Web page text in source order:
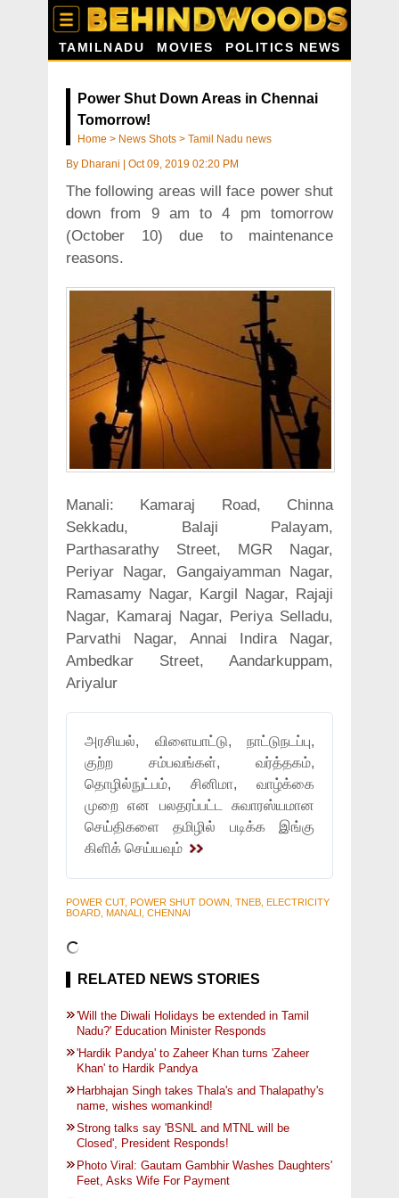
TAMILNADU MOVIES POLITICS NEWS
Power Shut Down Areas in Chennai
Tomorrow!
Home > News Shots > Tamil Nadu news
By Dharani Oct 09, 2019 02:20 PM
The following areas will face power shut
down from 9 am to 4 pm tomorrow
(October 10) due to maintenance
reasons.
Manali: Kamaraj Road, Chinna
Sekkadu, Balaji Palayam,
Parthasarathy Street, MGR Nagar,
Periyar Nagar, Gangaiyamman Nagar,
Ramasamy Nagar, Kargil Nagar, Rajaji
Nagar, Kamaraj Nagar, Periya Selladu,
Parvathi Nagar, Annai Indira Nagar,
Ambedkar Street, Aandarkuppam,
Ariyalur
அரசியல், விளையாட்டு, நாட்டுநடப்பு,
குற்ற சம்பவங்கள், வர்த்தகம்,
தொழில்நுட்பம், சினிமா, வாழ்க்கை
முறை என பலதரப்பட்ட சுவாரஸ்யமான
செய்திகளை தமிழில் படிக்க இங்கு
கிளிக் செய்யவும்
POWER CUT, POWER SHUT DOWN, TNEB, ELECTRICITY
BOARD, MANALI, CHENNAI
RELATED NEWS STORIES
'Will the Diwali Holidays be extended in Tamil
Nadu?' Education Minister Responds
'Hardik Pandya' to Zaheer Khan turns 'Zaheer
Khan' to Hardik Pandya
Harbhajan Singh takes Thala's and Thalapathy's
name, wishes womankind!
Strong talks say 'BSNL and MTNL will be
Closed', President Responds!
Photo Viral: Gautam Gambhir Washes Daughters'
Feet, Asks Wife For Payment